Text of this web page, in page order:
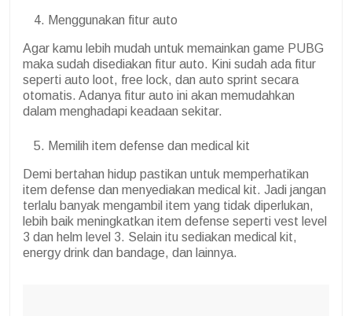
Menggunakan fitur auto
Agar kamu lebih mudah untuk memainkan game PUBG
maka sudah disediakan fitur auto. Kini sudah ada fitur
seperti auto loot, free lock, dan auto sprint secara
otomatis. Adanya fitur auto ini akan memudahkan
dalam menghadapi keadaan sekitar.
Memilih item defense dan medical kit
Demi bertahan hidup pastikan untuk memperhatikan
item defense dan menyediakan medical kit. Jadi jangan
terlalu banyak mengambil item yang tidak diperlukan,
lebih baik meningkatkan item defense seperti vest level
3 dan helm level 3. Selain itu sediakan medical kit,
energy drink dan bandage, dan lainnya.